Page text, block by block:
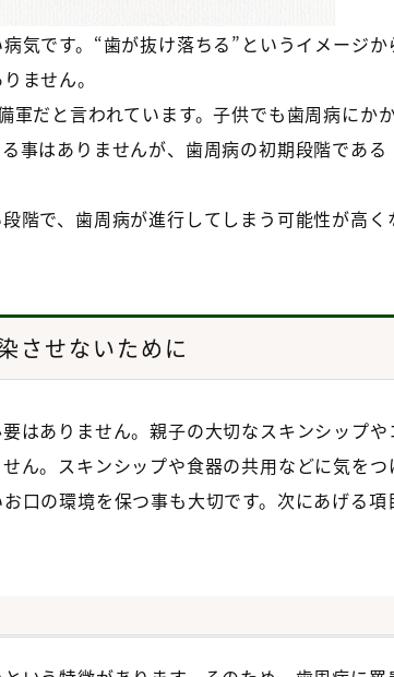
気です。“歯が抜け落ちる”というイメージか
ません。
だと言われています。子供でも歯周病にか
事はありませんが、歯周病の初期段階である
階で、歯周病が進行してしまう可能性が高く
させないために
はありません。親子の大切なスキンシップや
ん。スキンシップや食器の共用などに気をつ
口の環境を保つ事も大切です。次にあげる項